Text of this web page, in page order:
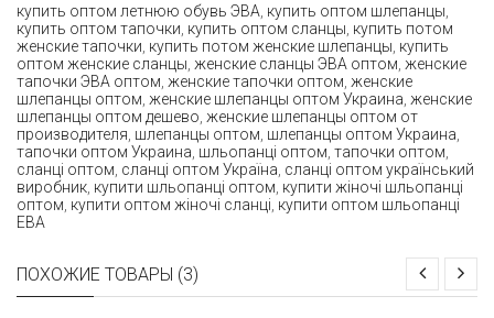
купить оптом летнюю обувь ЭВА купить оптом шлепанцы
купить оптом тапочки купить оптом сланцы купить потом
женские тапочки купить потом женские шлепанцы купить
оптом женские сланцы женские сланцы ЭВА оптом женские
тапочки ЭВА оптом женские тапочки оптом женские
шлепанцы оптом женские шлепанцы оптом Украина женские
шлепанцы оптом дешево женские шлепанцы оптом от
производителя шлепанцы оптом шлепанцы оптом Украина
тапочки оптом Украина шльопанці оптом тапочки оптом
сланці оптом сланці оптом Україна сланці оптом український
виробник купити шльопанці оптом купити жіночі шльопанці
оптом купити оптом жіночі сланці купити оптом шльопанці
ЕВА
ПОХОЖИЕ ТОВАРЫ (3)